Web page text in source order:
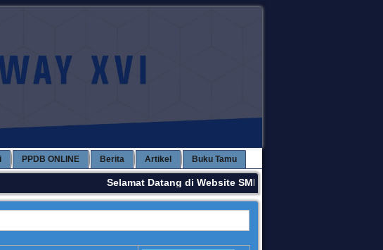
PPDB ONLINE Berita Artikel Buku Tamu
Selamat Datang di Website SMPN 3 KAWAY XVI. Terima